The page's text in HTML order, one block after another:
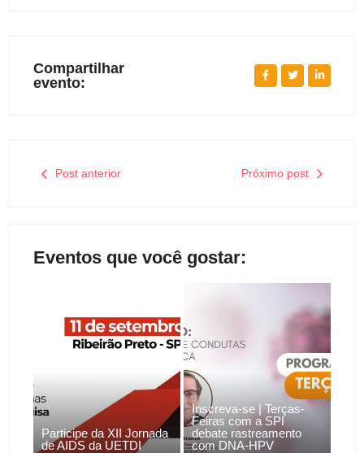
Compartilhar
evento:
Post anterior Próximo post
Eventos que você gostar:
Participe da XII Jornada
de AIDS da UETDI
Inscreva-se | Terças-
Feiras com a SPI
debate rastreamento
com DNA-HPV